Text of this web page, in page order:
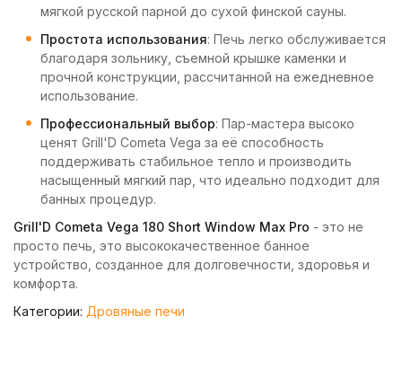
мягкой русской парной до сухой финской сауны.
Простота использования: Печь легко обслуживается
благодаря зольнику, съемной крышке каменки и
прочной конструкции, рассчитанной на ежедневное
использование.
Профессиональный выбор: Пар-мастера высоко
ценят Grill'D Cometa Vega за её способность
поддерживать стабильное тепло и производить
насыщенный мягкий пар, что идеально подходит для
банных процедур.
Grill'D Cometa Vega 180 Short Window Max Pro - это не
просто печь, это высококачественное банное
устройство, созданное для долговечности, здоровья и
комфорта.
Категории: Дровяные печи